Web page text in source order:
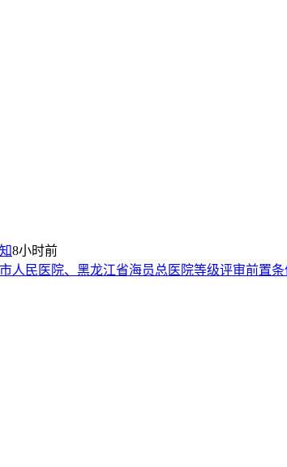
8小时前
人民医院、黑龙江省海员总医院等级评审前置